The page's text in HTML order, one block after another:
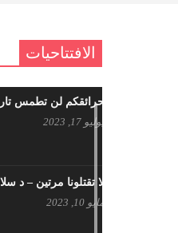
الافتتاحيات
حرائقكم لن تطمس
يوليو 17, 2023
لا تقتلونا مرتين – د
مايو 10, 2023